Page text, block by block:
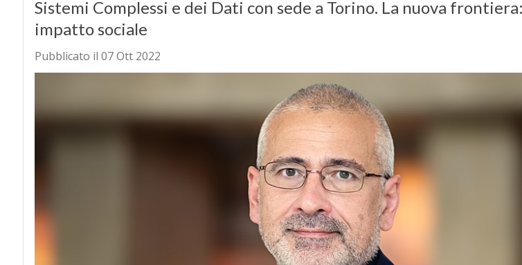
Sistemi Complessi e dei Dati con sede a Torino. La nuova
impatto sociale
Pubblicato il 07 Ott 2022